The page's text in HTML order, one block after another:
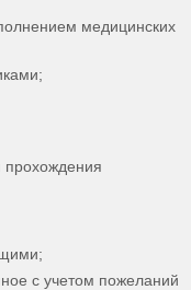
медицинских
прохождения
с учетом пожеланий